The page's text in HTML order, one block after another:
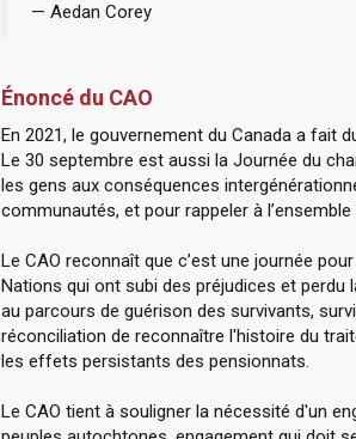
— Aedan Corey
Énoncé du CAO
En 2021, le gouvernement du Canada a fait
Le 30 septembre est aussi la Journée du
les gens aux conséquences
communautés, et pour rappeler à
Le CAO reconnaît que c’est une journée
Nations qui ont subi des préjudices et perdu
au parcours de guérison des survivants,
réconciliation de reconnaître l'histoire du
les effets persistants des pensionnats.
Le CAO tient à souligner la nécessité d'un